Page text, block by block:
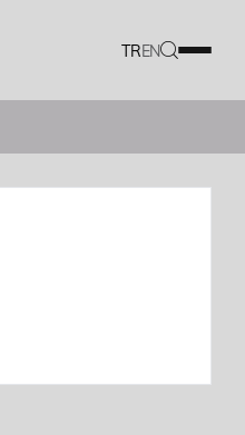
TREN